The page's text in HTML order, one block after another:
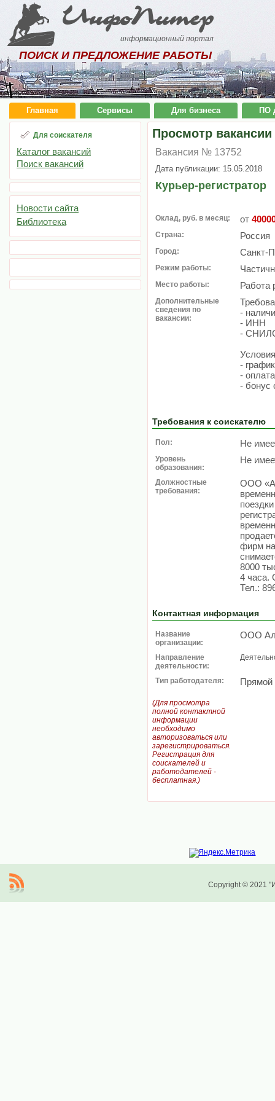
ИнфоПитер
информационный портал
ПОИСК И ПРЕДЛОЖЕНИЕ РАБОТЫ
Главная Сервисы Для бизнеса ПО
Для соискателя
Каталог вакансий
Поиск вакансий
Новости сайта
Библиотека
Просмотр вакансии
Вакансия № 13752
Дата публикации: 15.05.2018
Курьер-регистратор
Оклад, руб. в месяц: от
Страна: Россия
Город: Санкт-
Режим работы:
Место работы: Работа
Дополнительные
сведения по
вакансии:
-
- ИНН
-
-
-
- бонус
Требования к соискателю
Пол: Не
Уровень
образования:
Не
Должностные
требования:
ООО
фирм на
8000
4 часа.
Тел.:
Контактная информация
Название
организации:
ООО
Направление
деятельности:
Тип работодателя: Прямой
(Для просмотра
полной контактной
информации
необходимо
авторизоваться или
зарегистрироваться.
Регистрация для
соискателей и
работодателей -
бесплатная.)
Copyright © 2021